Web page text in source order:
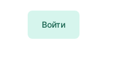
Войти